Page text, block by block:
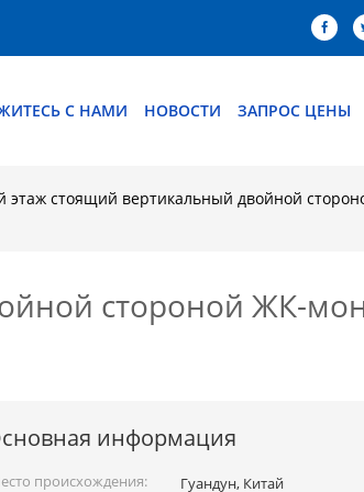
С НАМИ НОВОСТИ ЗАПРОС ЦЕНЫ
этаж стоящий вертикальный двойной
стороной ЖК-
информация
происхождения:
Гуандун, Китай